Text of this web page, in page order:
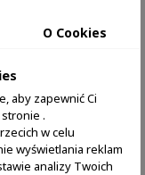
O Cookies
aby zapewnić Ci
.
w celu
wyświetlania reklam
analizy Twoich